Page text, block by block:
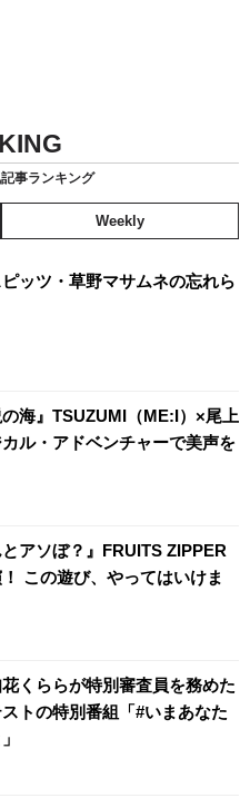
事ランキング
Weekly
ッツ・草野マサムネの忘れら
の海』TSUZUMI（ME:I）×尾上
ル・アドベンチャーで美声を
とアソぼ？』FRUITS ZIPPER
この遊び、やってはいけま
くららが特別審査員を務めた
トの特別番組「#いまあなた